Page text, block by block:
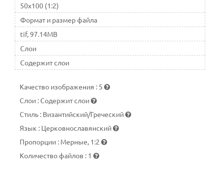
50x100 (1:2)
Формат и размер файла
tif, 97.14MB
Слои
Содержит слои
Качество изображения : 5
Слои :Содержит слои
Стиль : Византийский/Греческий
Язык : Церковнославянский
Пропорции : Мерные, 1:2
Количество файлов : 1